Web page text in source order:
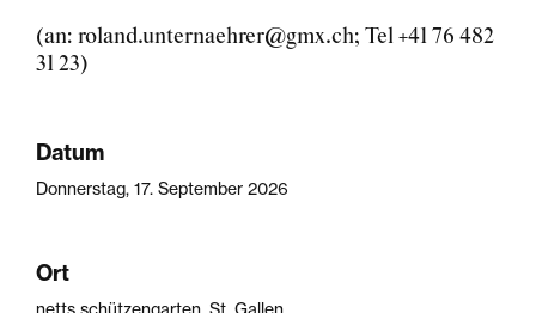
(an: roland.unternaehrer@gmx.ch; Tel +41 76 482
31 23)
Datum
Donnerstag, 17. September 2026
Ort